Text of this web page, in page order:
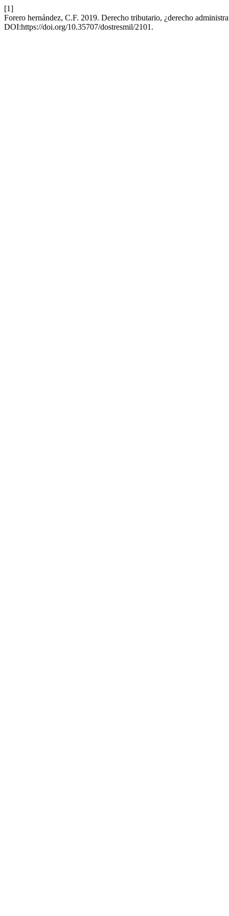
[1]
Forero hernández, C.F. 2019. Derecho tributario, ¿derecho
DOI:https://doi.org/10.35707/dostresmil/2101.